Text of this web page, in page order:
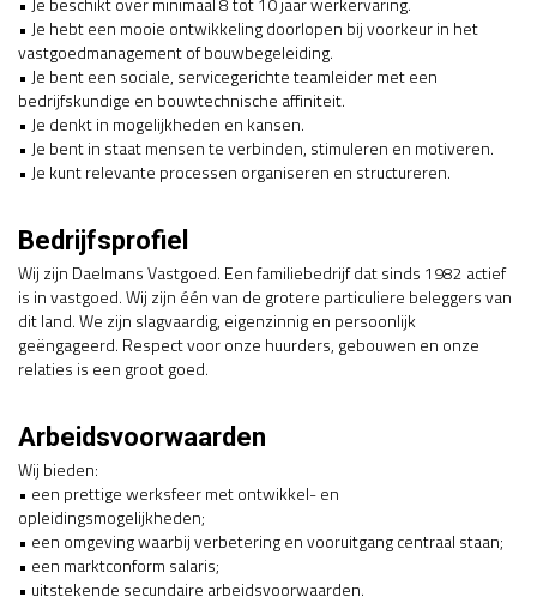
• Je hebt een mooie ontwikkeling doorlopen bij voorkeur in het
vastgoedmanagement of bouwbegeleiding.
• Je bent een sociale, servicegerichte teamleider met een
bedrijfskundige en bouwtechnische affiniteit.
• Je denkt in mogelijkheden en kansen.
• Je bent in staat mensen te verbinden, stimuleren en motiveren.
• Je kunt relevante processen organiseren en structureren.
Bedrijfsprofiel
Wij zijn Daelmans Vastgoed. Een familiebedrijf dat sinds 1982 actief
is in vastgoed. Wij zijn één van de grotere particuliere beleggers van
dit land. We zijn slagvaardig, eigenzinnig en persoonlijk
geëngageerd. Respect voor onze huurders, gebouwen en onze
relaties is een groot goed.
Arbeidsvoorwaarden
Wij bieden:
• een prettige werksfeer met ontwikkel- en
opleidingsmogelijkheden;
• een omgeving waarbij verbetering en vooruitgang centraal staan;
• een marktconform salaris;
• uitstekende secundaire arbeidsvoorwaarden.